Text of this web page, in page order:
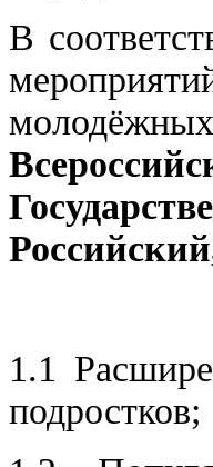
В
1.1
подростков;